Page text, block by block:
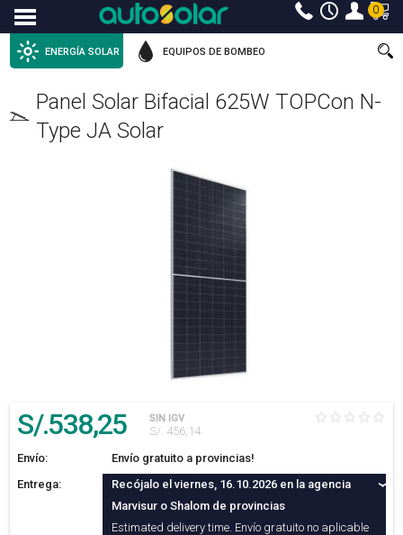
Menu 0
ENERGÍA SOLAR EQUIPOS DE BOMBEO
Panel Solar Bifacial 625W TOPCon N-
Type JA Solar
S/.538,25 SIN IGV
S/. 456,14
Envío:
Envío gratuito a provincias!
Entrega:
Recójalo el viernes, 16.10.2026 en la agencia
Marvisur o Shalom de provincias
Estimated delivery time. Envío gratuito no aplicable